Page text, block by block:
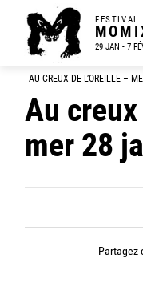
FESTIVAL
29 JAN - 7
AU CREUX DE L’OREILLE –
Au
mer 28
Partagez